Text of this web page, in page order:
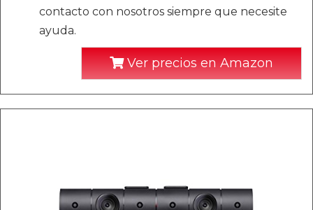
contacto con nosotros siempre que necesite
ayuda.
Ver precios en Amazon